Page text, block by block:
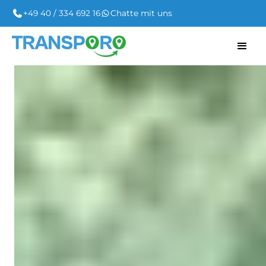
+49 40 / 334 692 16 Chatte mit uns